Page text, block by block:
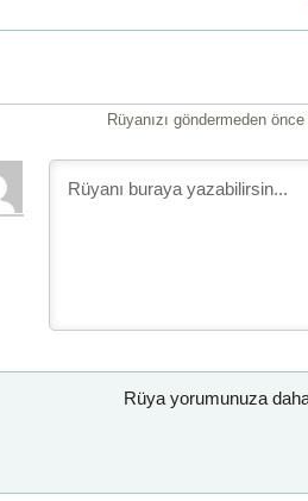
Rüyanızı göndermeden
Rüya yorumunuza